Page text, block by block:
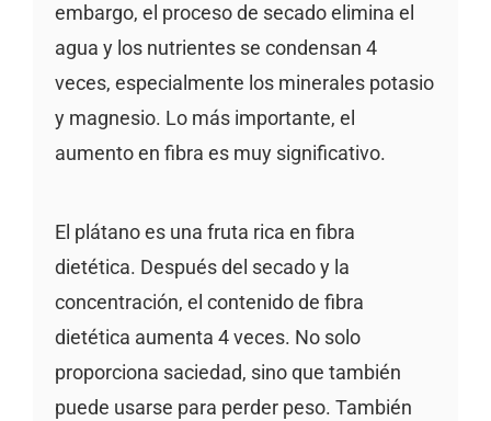
embargo, el proceso de secado elimina el
agua y los nutrientes se condensan 4
veces, especialmente los minerales potasio
y magnesio. Lo más importante, el
aumento en fibra es muy significativo.
El plátano es una fruta rica en fibra
dietética. Después del secado y la
concentración, el contenido de fibra
dietética aumenta 4 veces. No solo
proporciona saciedad, sino que también
puede usarse para perder peso. También